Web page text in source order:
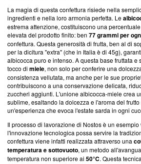
La magia di questa confettura risiede nella
ingredienti e nella loro armonia perfetta. Le
estrema attenzione, costituiscono una
elevata del prodotto finito: ben 77 grammi per
confettura. Questa generosità di frutta, ben al di
per la dicitura "extra" (che in Italia è di 45g),
albicocca puro e intenso. A questa base fruttata e
tocco di miele, non solo per conferire una
consistenza vellutata, ma anche per le sue
contribuiscono a una conservazione delicata,
zuccheri aggiunti. L'unione albicocca-miele crea
sublime, esaltando la dolcezza e l'aroma del
un'esperienza che evoca l'estate sarda in ogni
Il processo di lavorazione di Nostos è un
l'innovazione tecnologica possa servire la
confettura viene infatti realizzata attraverso una
temperatura e sottovuoto, un metodo
temperatura non superiore ai 50°C. Questa